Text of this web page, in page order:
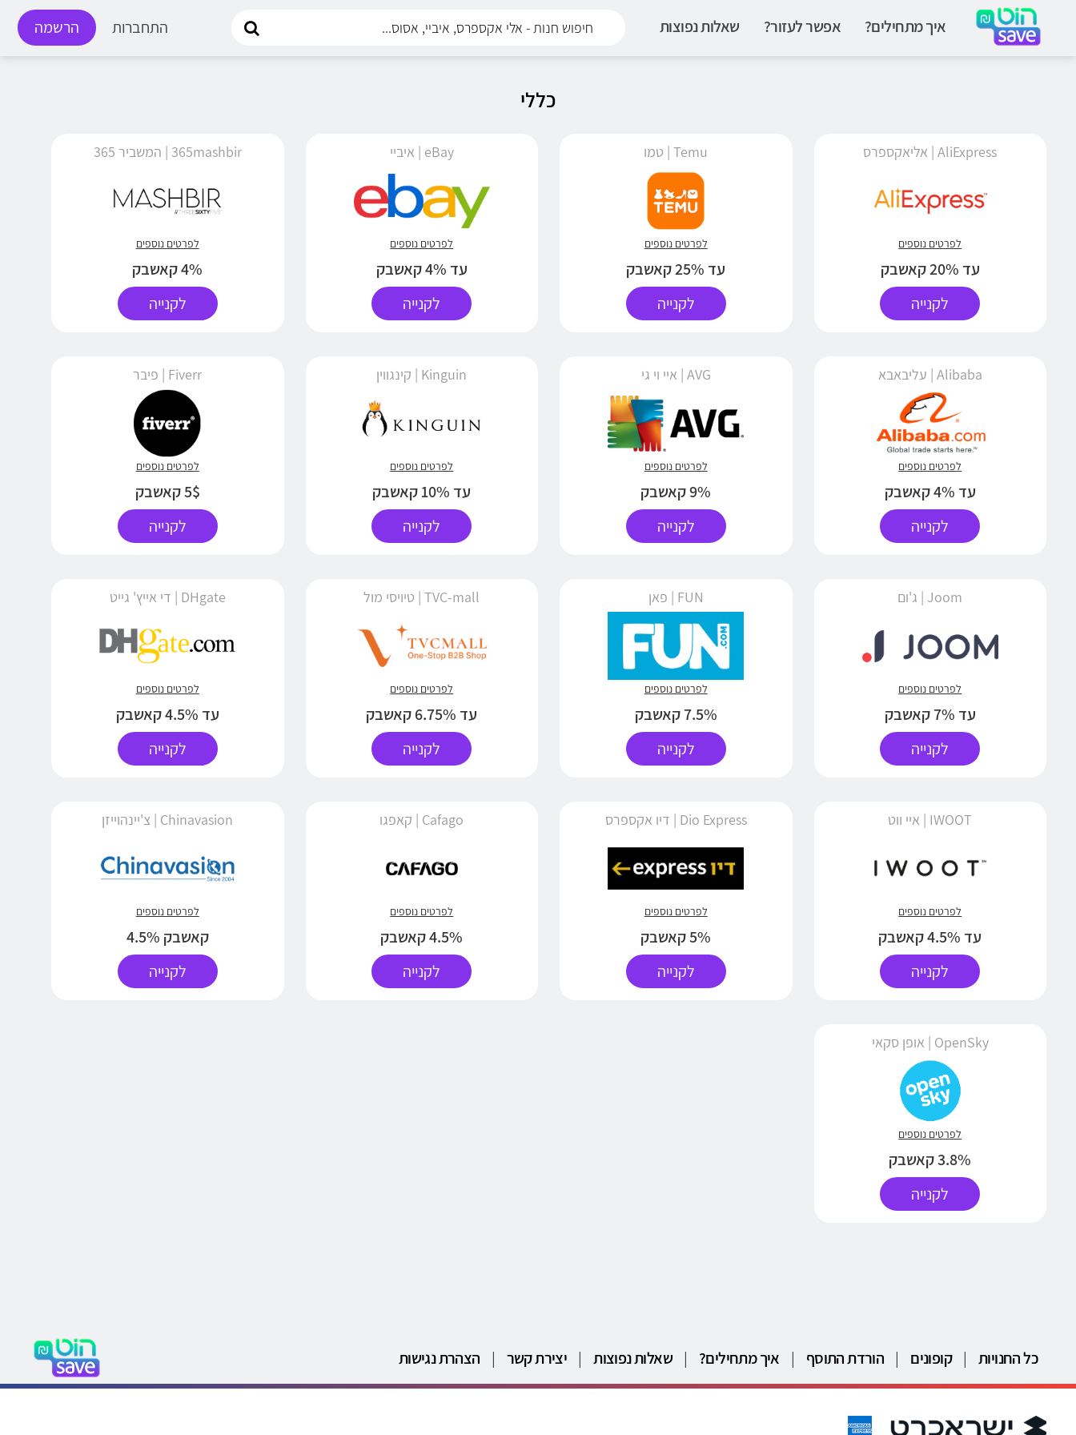
איך מתחילים? אפשר לעזור? שאלות נפוצות הרשמה התחברות
כללי
AliExpress | אליאקספרס
לפרטים נוספים
עד 20% קאשבק
לקנייה
Temu | טמו
לפרטים נוספים
עד 25% קאשבק
לקנייה
eBay | איביי
לפרטים נוספים
עד 4% קאשבק
לקנייה
365mashbir | המשביר 365
לפרטים נוספים
4% קאשבק
לקנייה
Alibaba | עליבאבא
לפרטים נוספים
עד 4% קאשבק
לקנייה
AVG | איי וי גי
לפרטים נוספים
9% קאשבק
לקנייה
Kinguin | קינגווין
לפרטים נוספים
עד 10% קאשבק
לקנייה
Fiverr | פיבר
לפרטים נוספים
5$ קאשבק
לקנייה
Joom | ג'ום
לפרטים נוספים
עד 7% קאשבק
לקנייה
FUN | פאן
לפרטים נוספים
7.5% קאשבק
לקנייה
TVC-mall | טיויסי מול
לפרטים נוספים
עד 6.75% קאשבק
לקנייה
DHgate | די אייץ' גייט
לפרטים נוספים
עד 4.5% קאשבק
לקנייה
IWOOT | איי ווט
לפרטים נוספים
עד 4.5% קאשבק
לקנייה
Dio Express | דיו אקספרס
לפרטים נוספים
5% קאשבק
לקנייה
Cafago | קאפגו
לפרטים נוספים
4.5% קאשבק
לקנייה
Chinavasion | צ'יינהוייזן
לפרטים נוספים
קאשבק 4.5%
לקנייה
OpenSky | אופן סקאי
לפרטים נוספים
3.8% קאשבק
לקנייה
כל החנויות | קופונים | הורדת התוסף | איך מתחילים? | שאלות נפוצות | יצירת קשר | הצהרת נגישות